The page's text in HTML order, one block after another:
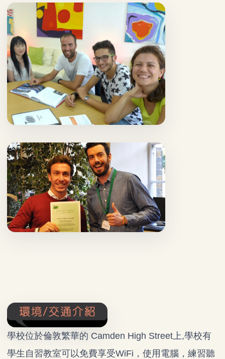
學校位於倫敦繁華的 Camden High Street上,學校有
學生自習教室可以免費享受WiFi，使用電腦，練習聽